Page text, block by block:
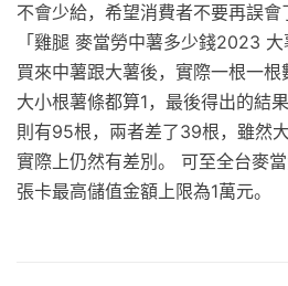
不會少給，希望消費者不要再誤會
「雞腿 麥當勞中薯多少錢2023
買來中薯跟大薯後，實際一根一
大小根薯條都算1，最後得出的結
則有95根，兩者差了39根，雖然
實際上仍然有差別。 可至全台麥
張卡最高儲值金額上限為1萬元。